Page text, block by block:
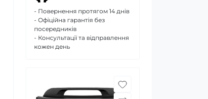
- Повернення протягом 14 днів
- Офіційна гарантія без
посередників
- Консультації та відправлення
кожен день